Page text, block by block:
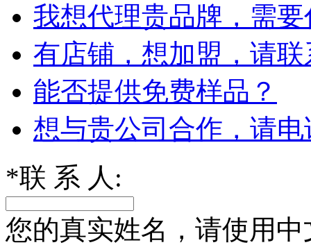
我想代理贵品牌，需
有店铺，想加盟，请
能否提供免费样品？
想与贵公司合作，请
*联 系 人:
您的真实姓名，请使用中